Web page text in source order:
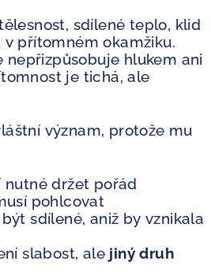
sdílené teplo, klid
přítomném okamžiku.
nepřizpůsobuje hlukem ani
je tichá, ale
význam, protože mu
nutné držet pořád
pohlcovat
sdílené, aniž by vznikala
slabost, ale jiný druh